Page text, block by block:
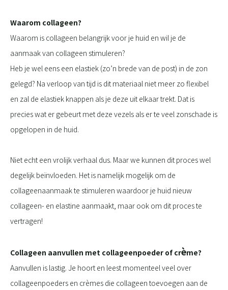
Waarom collageen?
Waarom is collageen belangrijk voor je huid en wil je de
aanmaak van collageen stimuleren?
Heb je wel eens een elastiek (zo’n brede van de post) in de zon
gelegd? Na verloop van tijd is dit materiaal niet meer zo flexibel
en zal de elastiek knappen als je deze uit elkaar trekt. Dat is
precies wat er gebeurt met deze vezels als er te veel zonschade is
opgelopen in de huid.
Niet echt een vrolijk verhaal dus. Maar we kunnen dit proces wel
degelijk beïnvloeden. Het is namelijk mogelijk om de
collageenaanmaak te stimuleren waardoor je huid nieuw
collageen- en elastine aanmaakt, maar ook om dit proces te
vertragen!
Collageen aanvullen met collageenpoeder of crème?
Aanvullen is lastig. Je hoort en leest momenteel veel over
collageenpoeders en crèmes die collageen toevoegen aan de